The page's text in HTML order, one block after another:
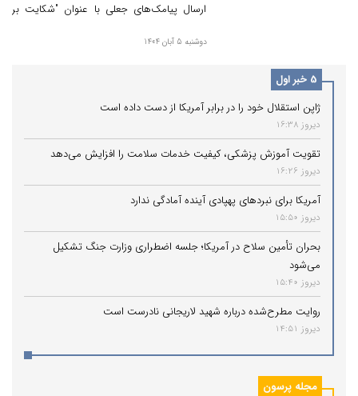
ارسال پیامک‌های جعلی با عنوان "شکایت بر
دوشنبه 5 آبان 1404
5 خبر اول
ژاپن استقلال خود را در برابر آمریکا از دست داده است
دیروز 16:38
تقویت آموزش پزشکی، کیفیت خدمات سلامت را افزایش می‌دهد
دیروز 16:26
آمریکا برای نبردهای پهپادی آینده آمادگی ندارد
دیروز 15:50
بحران تأمین سلاح در آمریکا؛ جلسه اضطراری وزارت جنگ تشکیل
می‌شود
دیروز 15:40
روایت مطرح‌شده درباره شهید لاریجانی نادرست است
دیروز 14:51
مجله پرسون